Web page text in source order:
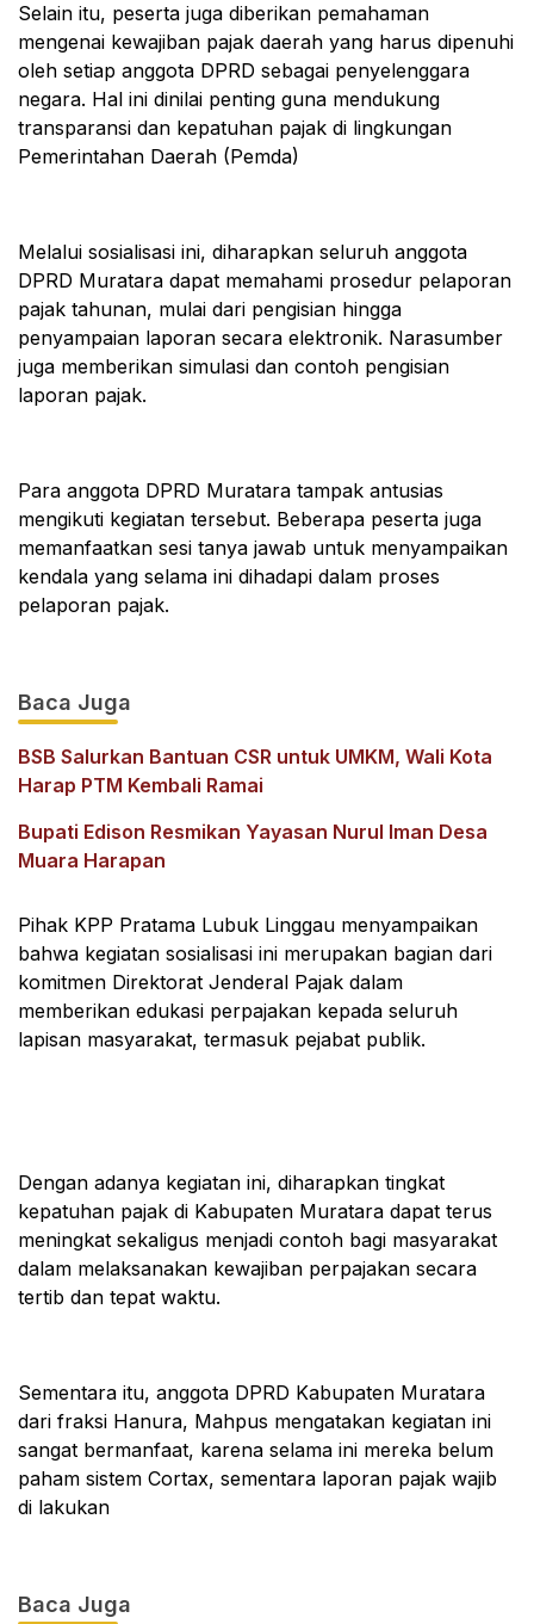
Selain itu, peserta juga diberikan pemahaman
mengenai kewajiban pajak daerah yang harus dipenuhi
oleh setiap anggota DPRD sebagai penyelenggara
negara. Hal ini dinilai penting guna mendukung
transparansi dan kepatuhan pajak di lingkungan
Pemerintahan Daerah (Pemda)
Melalui sosialisasi ini, diharapkan seluruh anggota
DPRD Muratara dapat memahami prosedur pelaporan
pajak tahunan, mulai dari pengisian hingga
penyampaian laporan secara elektronik. Narasumber
juga memberikan simulasi dan contoh pengisian
laporan pajak.
Para anggota DPRD Muratara tampak antusias
mengikuti kegiatan tersebut. Beberapa peserta juga
memanfaatkan sesi tanya jawab untuk menyampaikan
kendala yang selama ini dihadapi dalam proses
pelaporan pajak.
Baca Juga
BSB Salurkan Bantuan CSR untuk UMKM, Wali Kota
Harap PTM Kembali Ramai
Bupati Edison Resmikan Yayasan Nurul Iman Desa
Muara Harapan
Pihak KPP Pratama Lubuk Linggau menyampaikan
bahwa kegiatan sosialisasi ini merupakan bagian dari
komitmen Direktorat Jenderal Pajak dalam
memberikan edukasi perpajakan kepada seluruh
lapisan masyarakat, termasuk pejabat publik.
Dengan adanya kegiatan ini, diharapkan tingkat
kepatuhan pajak di Kabupaten Muratara dapat terus
meningkat sekaligus menjadi contoh bagi masyarakat
dalam melaksanakan kewajiban perpajakan secara
tertib dan tepat waktu.
Sementara itu, anggota DPRD Kabupaten Muratara
dari fraksi Hanura, Mahpus mengatakan kegiatan ini
sangat bermanfaat, karena selama ini mereka belum
paham sistem Cortax, sementara laporan pajak wajib
di lakukan
Baca Juga